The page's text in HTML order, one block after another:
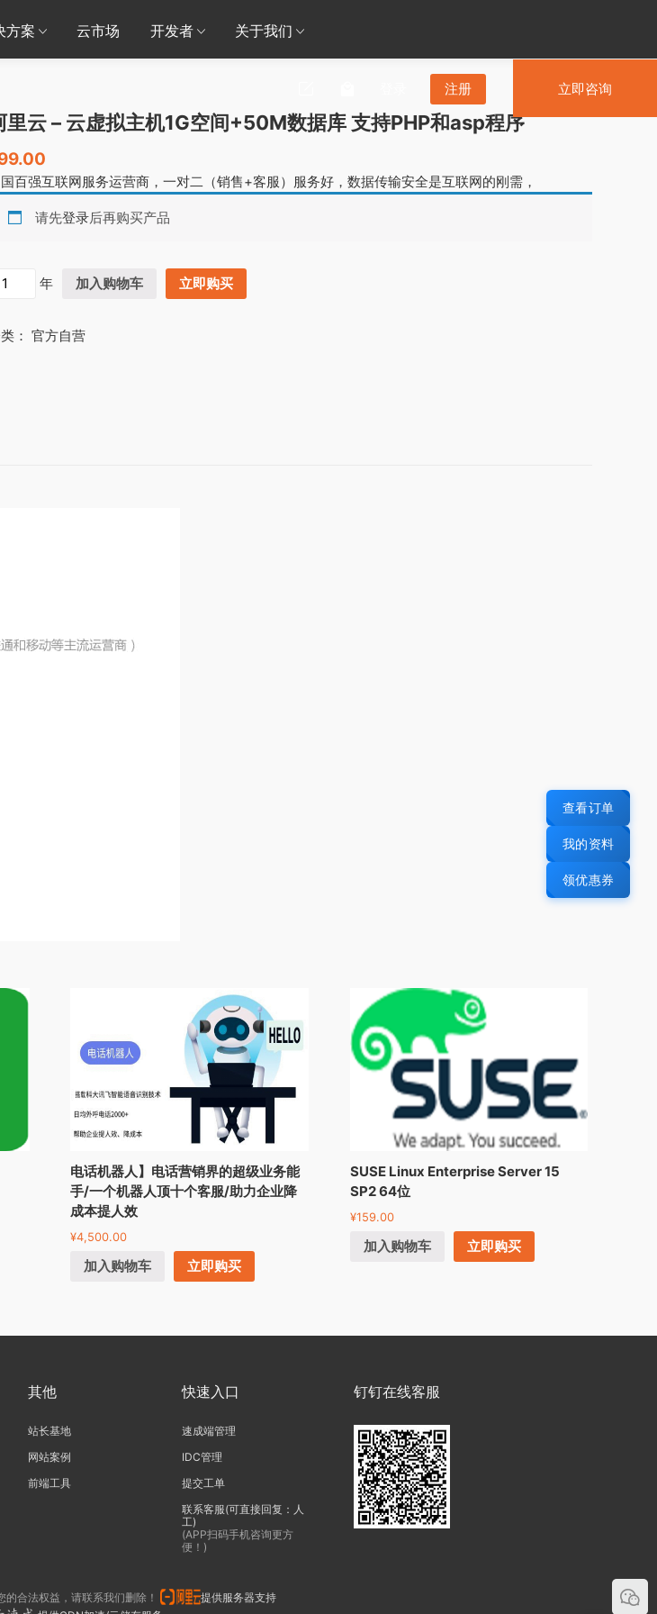
方案 云市场 开发者 关于我们
注册 立即咨询
里云 – 云虚拟主机1G空间+50M数据库 支持PHP和asp程序
百强互联网服务运营商，一对二（销售+客服）服务好，数据传输安全是互联网的刚需，
请先登录后再购买产品
年 加入购物车 立即购买
： 官方自营
电话机器人】电话营销界的超级业务能
手/一个机器人顶十个客服/助力企业降
成本提人效
¥4,500.00
加入购物车 立即购买
SUSE Linux Enterprise Server 15
SP2 64位
¥159.00
加入购物车 立即购买
其他
站长基地
网站案例
前端工具
快速入口
速成端管理
IDC管理
提交工单
联系客服(可直接回复：人
工)
(APP扫码手机咨询更方
便！)
钉钉在线客服
合法权益，请联系我们删除！
提供服务器支持
查看订单
我的资料
领优惠券